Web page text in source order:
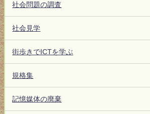
社会問題の調査
社会見学
街歩きでICTを学ぶ
規格集
記憶媒体の廃棄